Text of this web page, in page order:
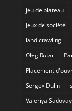
jeu de plateau
Jeux de société
land crawling
Oleg Rotar
Placement
Sergey Dulin
Valeriya